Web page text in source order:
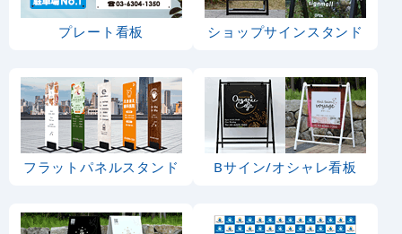
プレート看板 ショップサインスタンド
フラットパネルスタンド Bサイン/オシャレ看板